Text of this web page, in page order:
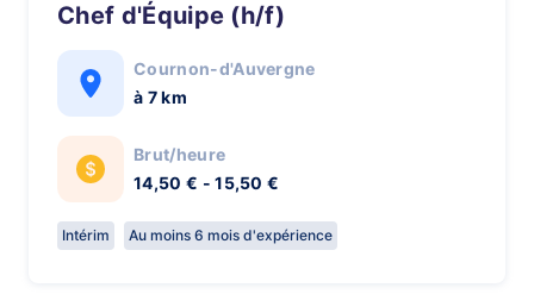
Chef d'Équipe (h/f)
Cournon-d'Auvergne
à 7 km
Brut/heure
14,50 € - 15,50 €
Intérim Au moins 6 mois d'expérience